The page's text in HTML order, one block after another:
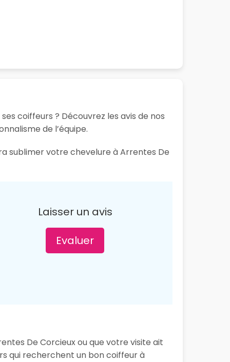
coiffeurs ? Découvrez les avis de nos
de l’équipe.
sublimer votre chevelure à Arrentes De
Laisser un avis
Evaluer
De Corcieux ou que votre visite ait
qui recherchent un bon coiffeur à